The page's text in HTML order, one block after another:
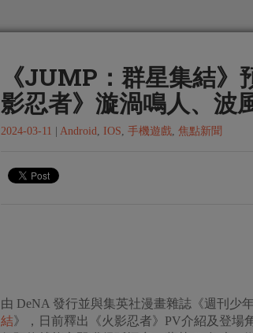
《JUMP：群星集結》
影忍者》漩渦鳴人、波
2024-03-11 Android, IOS, 手機遊戲, 焦點新聞
由 DeNA 發行並與集英社漫畫雜誌《週刊少
結》，日前釋出《火影忍者》PV介紹及登場